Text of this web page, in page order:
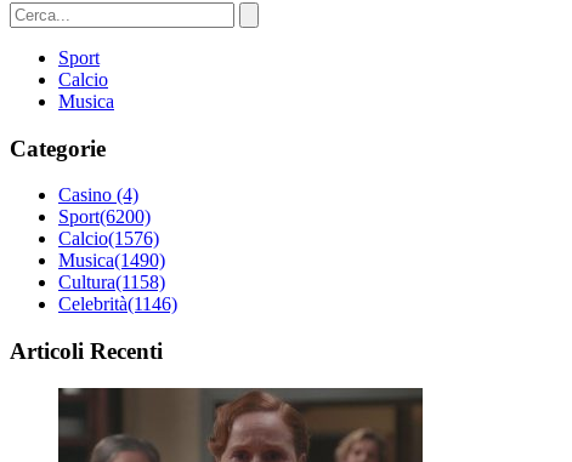
Sport
Calcio
Musica
Categorie
Casino (4)
Sport(6200)
Calcio(1576)
Musica(1490)
Cultura(1158)
Celebrità(1146)
Articoli Recenti